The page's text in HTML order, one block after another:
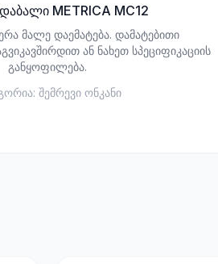
METRICA MC12
მალე დაემატება. დამატებითი
ან ნახეთ სპეციფიკაციის
განყოფილება.
შემრევი ონკანი